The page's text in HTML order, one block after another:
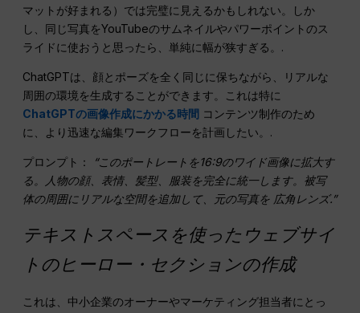
マットが好まれる）では完璧に見えるかもしれない。しか
し、同じ写真をYouTubeのサムネイルやパワーポイントのス
ライドに使おうと思ったら、単純に幅が狭すぎる。.
ChatGPTは、顔とポーズを全く同じに保ちながら、リアルな
周囲の環境を生成することができます。これは特に
ChatGPTの画像作成にかかる時間 コンテンツ制作のため
に、より迅速な編集ワークフローを計画したい。.
プロンプト：
“このポートレートを16:9のワイド画像に拡大す
る。人物の顔、表情、髪型、服装を完全に統一します。被写
体の周囲にリアルな空間を追加して、元の写真を 広角レンズ.”
テキストスペースを使ったウェブサイ
トのヒーロー・セクションの作成
これは、中小企業のオーナーやマーケティング担当者にとっ